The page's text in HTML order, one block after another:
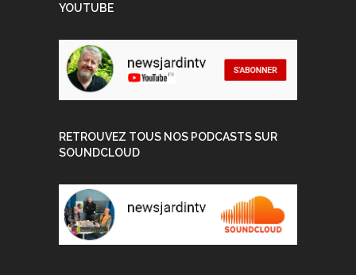
YOUTUBE
RETROUVEZ TOUS NOS PODCASTS SUR
SOUNDCLOUD